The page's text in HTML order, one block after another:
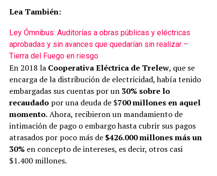
Lea También:
Ley Ómnibus: Auditorías a obras públicas y eléctricas
aprobadas y sin avances que quedarían sin realizar –
Tierra del Fuego en riesgo
En 2018 la Cooperativa Eléctrica de Trelew, que se
encarga de la distribución de electricidad, había tenido
embargadas sus cuentas por un 30% sobre lo
recaudado por una deuda de $700 millones en aquel
momento.Ahora, recibieron un mandamiento de
intimación de pago o embargo hasta cubrir sus pagos
atrasados por poco más de$426.000 millones más un
30% en concepto de intereses, es decir, otros casi
$1.400 millones.